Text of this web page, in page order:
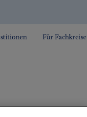
Für Fachkreise